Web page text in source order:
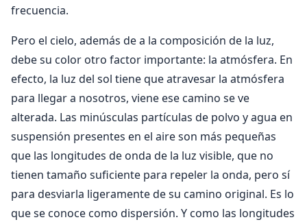
frecuencia.
Pero el cielo, además de a la composición de la luz,
debe su color otro factor importante: la atmósfera. En
efecto, la luz del sol tiene que atravesar la atmósfera
para llegar a nosotros, viene ese camino se ve
alterada. Las minúsculas partículas de polvo y agua en
suspensión presentes en el aire son más pequeñas
que las longitudes de onda de la luz visible, que no
tienen tamaño suficiente para repeler la onda, pero sí
para desviarla ligeramente de su camino original. Es lo
que se conoce como dispersión. Y como las longitudes